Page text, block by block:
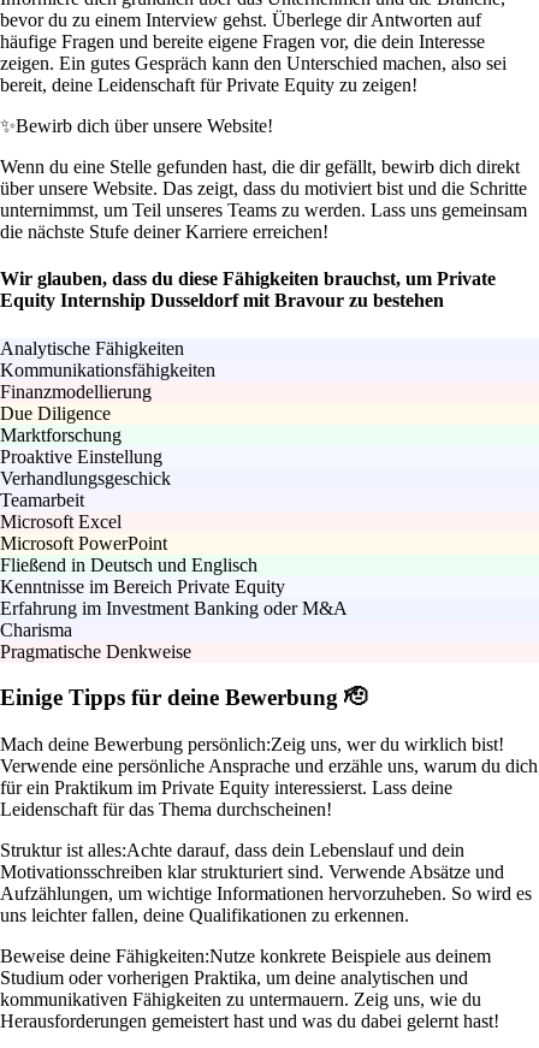
bevor du zu einem Interview gehst. Überlege dir Antworten auf
häufige Fragen und bereite eigene Fragen vor, die dein Interesse
zeigen. Ein gutes Gespräch kann den Unterschied machen, also sei
bereit, deine Leidenschaft für Private Equity zu zeigen!
✨Bewirb dich über unsere Website!
Wenn du eine Stelle gefunden hast, die dir gefällt, bewirb dich direkt
über unsere Website. Das zeigt, dass du motiviert bist und die Schritte
unternimmst, um Teil unseres Teams zu werden. Lass uns gemeinsam
die nächste Stufe deiner Karriere erreichen!
Wir glauben, dass du diese Fähigkeiten brauchst, um Private
Equity Internship Dusseldorf mit Bravour zu bestehen
Analytische Fähigkeiten
Kommunikationsfähigkeiten
Finanzmodellierung
Due Diligence
Marktforschung
Proaktive Einstellung
Verhandlungsgeschick
Teamarbeit
Microsoft Excel
Microsoft PowerPoint
Fließend in Deutsch und Englisch
Kenntnisse im Bereich Private Equity
Erfahrung im Investment Banking oder M&A
Charisma
Pragmatische Denkweise
Einige Tipps für deine Bewerbung 🫡
Mach deine Bewerbung persönlich:Zeig uns, wer du wirklich bist!
Verwende eine persönliche Ansprache und erzähle uns, warum du dich
für ein Praktikum im Private Equity interessierst. Lass deine
Leidenschaft für das Thema durchscheinen!
Struktur ist alles:Achte darauf, dass dein Lebenslauf und dein
Motivationsschreiben klar strukturiert sind. Verwende Absätze und
Aufzählungen, um wichtige Informationen hervorzuheben. So wird es
uns leichter fallen, deine Qualifikationen zu erkennen.
Beweise deine Fähigkeiten:Nutze konkrete Beispiele aus deinem
Studium oder vorherigen Praktika, um deine analytischen und
kommunikativen Fähigkeiten zu untermauern. Zeig uns, wie du
Herausforderungen gemeistert hast und was du dabei gelernt hast!